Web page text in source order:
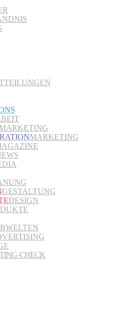
MARKETING
MARKETING
GESTALTUNG
DESIGN
CHECK